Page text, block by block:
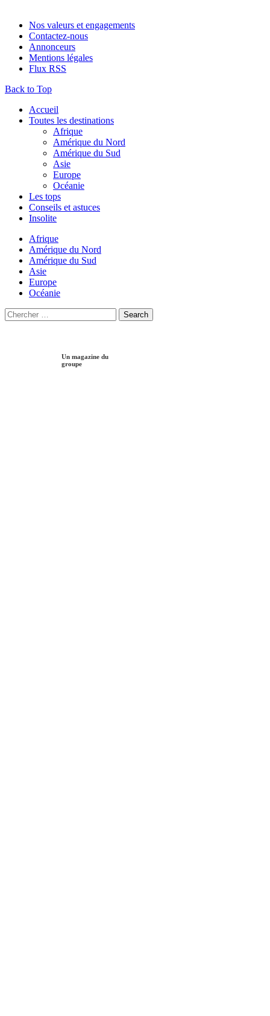
Nos valeurs et engagements
Contactez-nous
Annonceurs
Mentions légales
Flux RSS
Back to Top
Accueil
Toutes les destinations
Afrique
Amérique du Nord
Amérique du Sud
Asie
Europe
Océanie
Les tops
Conseils et astuces
Insolite
Afrique
Amérique du Nord
Amérique du Sud
Asie
Europe
Océanie
Search
for:
Search
Un magazine du
groupe